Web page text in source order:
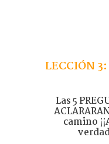
LECCIÓN
Las 5
camino